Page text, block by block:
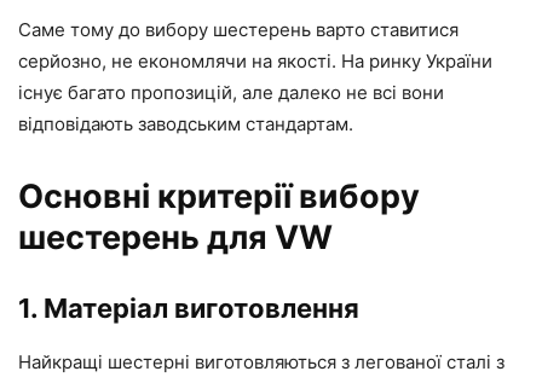
Саме тому до вибору шестерень варто ставитися
серйозно, не економлячи на якості. На ринку України
існує багато пропозицій, але далеко не всі вони
відповідають заводським стандартам.
Основні критерії вибору
шестерень для VW
1. Матеріал виготовлення
Найкращі шестерні виготовляються з легованої сталі з